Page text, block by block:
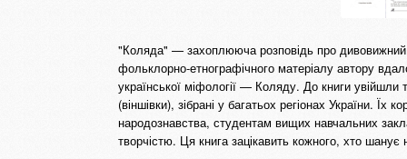
"Коляда" — захоплююча розповідь про дивовижний
фольклорно-етнографічного матеріалу автору
української міфології — Коляду. До книги увійшли
(віншівки), зібрані у багатьох регіонах України. Їх
народознавства, студентам вищих навчальних
творчістю. Ця книга зацікавить кожного, хто шанує